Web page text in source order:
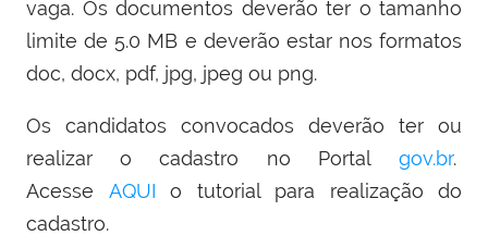
vaga. Os documentos deverão ter o tamanho
limite de 5.0 MB e deverão estar nos formatos
doc, docx, pdf, jpg, jpeg ou png.
Os candidatos convocados deverão ter ou
realizar o cadastro no Portal gov.br.
Acesse AQUI o tutorial para realização do
cadastro.